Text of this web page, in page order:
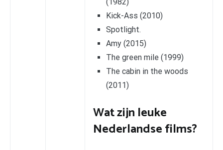
Kick-Ass (2010)
Spotlight.
Amy (2015)
The green mile (1999)
The cabin in the woods
(2011)
Wat zijn leuke
Nederlandse films?